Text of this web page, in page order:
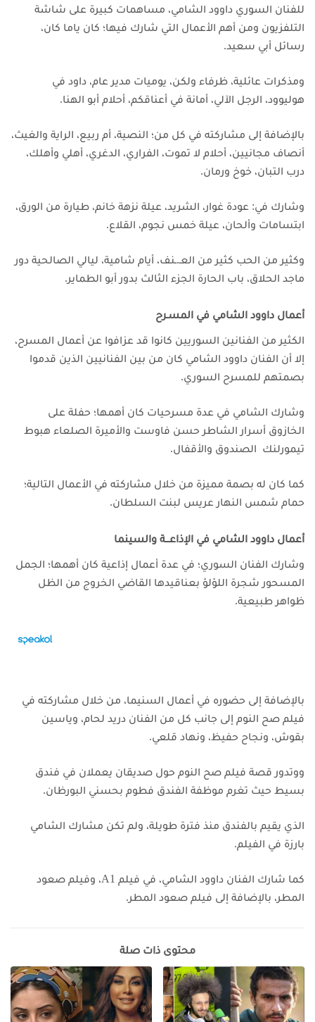
للفنان السوري داوود الشامي، مساهمات كبيرة على شاشة
التلفزيون ومن أهم الأعمال التي شارك فيها؛ كان ياما كان،
رسائل أبي سعيد.
ومذكرات عائلية، ظرفاء ولكن، يوميات مدير عام، داود في
هوليوود، الرجل الآلي، أمانة في أعناقكم، أحلام أبو الهنا.
بالإضافة إلى مشاركته في كل من؛ النصية، أم ربيع، الراية والغيث،
أنصاف مجانيين، أحلام لا تموت، الفراري، الدغري، أهلي وأهلك،
درب التبان، خوخ ورمان.
وشارك في: عودة غوار، الشريد، عيلة نزهة خانم، طيارة من الورق،
ابتسامات وألحان، عيلة خمس نجوم، القلاع.
وكثير من الحب كثير من العـ.ـنف، أيام شامية، ليالي الصالحية دور
ماجد الحلاق، باب الحارة الجزء الثالث بدور أبو الطماير.
أعمال داوود الشامي في المسـرح
الكثير من الفنانين السوريين كانوا قد عزافوا عن أعمال المسرح،
إلا أن الفنان داوود الشامي كان من بين الفنانيين الذين قدموا
بصمتهم للمسرح السوري.
وشارك الشامي في عدة مسرحيات كان أهمها؛ حفلة على
الخازوق أسرار الشاطر حسن فاوست والأميرة الصلعاء هبوط
تيمورلنك الصندوق والأقفال.
كما كان له بصمة مميزة من خلال مشاركته في الأعمال التالية؛
حمام شمس النهار عريس لبنت السلطان.
أعمال داوود الشامي في الإذاعـــة والسينما
وشارك الفنان السوري؛ في عدة أعمال إذاعية كان أهمها؛ الجمل
المسحور شجرة اللؤلؤ بعناقيدها القاضي الخروج من الظل
ظواهر طبيعية.
بالإضافة إلى حضوره في أعمال السنيما، من خلال مشاركته في
فيلم صح النوم إلى جانب كل من الفنان دريد لحام، وياسين
بقوش، ونجاح حفيظ، ونهاد قلعي.
ووتدور قصة فيلم صح النوم حول صديقان يعملان في فندق
بسيط حيث تغرم موظفة الفندق فطوم بحسني البورظان.
الذي يقيم بالفندق منذ فترة طويلة، ولم تكن مشارك الشامي
بارزة في الفيلم.
كما شارك الفنان داوود الشامي، في فيلم A1، وفيلم صعود
المطر، بالإضافة إلى فيلم صعود المطر.
محتوى ذات صلة